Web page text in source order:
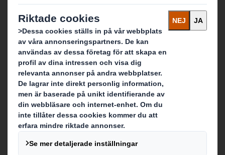
Om DS Smith
Om International Paper
Om IP & DS Smiths sammanslagning
Hållbarhet
Media
Karriär
Vad gör vi?